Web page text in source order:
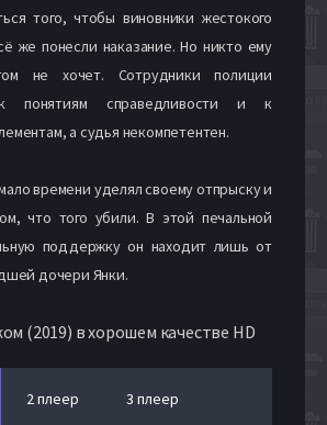
того, чтобы виновники жестокого
же понесли наказание. Но никто ему
не хочет. Сотрудники полиции
понятиям справедливости и к
а судья некомпетентен.
времени уделял своему отпрыску и
что того убили. В этой печальной
поддержку он находит лишь от
дочери Янки.
(2019) в хорошем качестве HD
2 плеер 3 плеер